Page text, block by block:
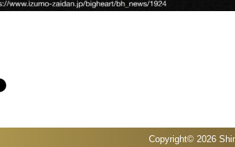
Copyright© 2026